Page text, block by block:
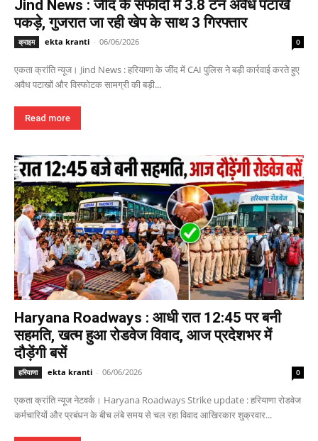
Jind News : जींद के सफीदों में 3.8 टन अवैध पटाखे
पकड़े, गुजरात जा रही खेप के साथ 3 गिरफ्तार
क्राइम ekta kranti - 06/06/2026 0
एकता क्रांति न्यूज। Jind News : हरियाणा के जींद में CAI पुलिस ने बड़ी कार्रवाई करते हुए
अवैध पटाखों और विस्फोटक सामग्री की बड़ी...
Read more
Haryana Roadways : आधी रात 12:45 पर बनी
सहमति, खत्म हुआ रोडवेज विवाद, आज प्रदेशभर में
दौड़ेंगी बसें
हरियाणा ekta kranti - 06/06/2026 0
एकता क्रांति न्यूज नेटवर्क। Haryana Roadways Strike update : हरियाणा रोडवेज
कर्मचारियों और प्रबंधन के बीच लंबे समय से चल रहा विवाद आखिरकार शुक्रवार...